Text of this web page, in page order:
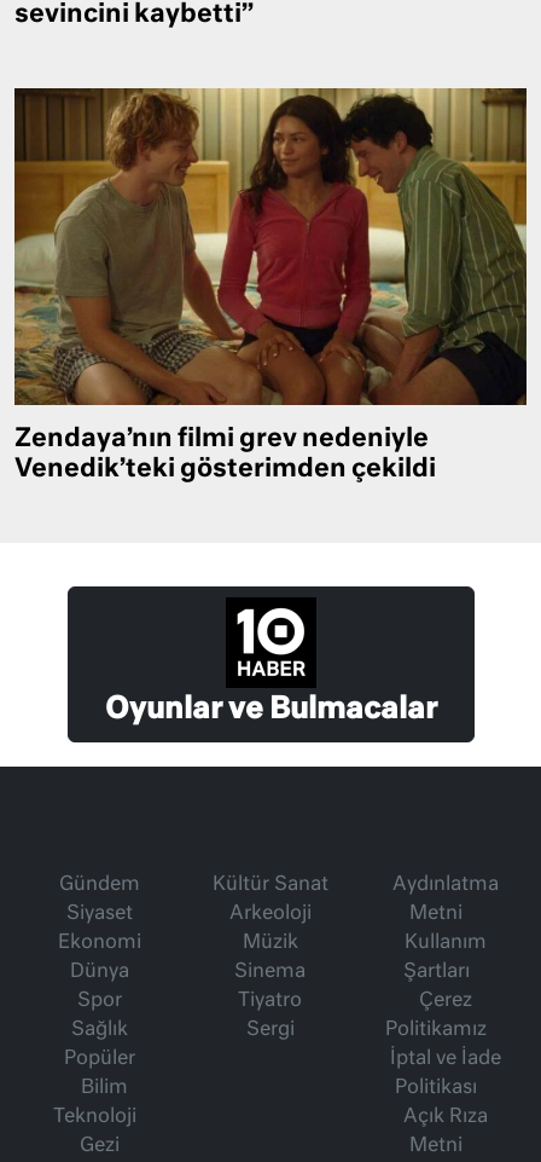
sevincini kaybetti”
Zendaya’nın filmi grev nedeniyle
Venedik’teki gösterimden çekildi
Oyunlar ve Bulmacalar
Gündem
Siyaset
Ekonomi
Dünya
Spor
Sağlık
Popüler
Bilim
Teknoloji
Gezi
Kültür Sanat
Arkeoloji
Müzik
Sinema
Tiyatro
Sergi
Aydınlatma
Metni
Kullanım
Şartları
Çerez
Politikamız
İptal ve İade
Politikası
Açık Rıza
Metni